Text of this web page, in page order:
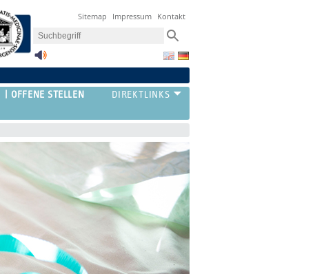
Sitemap Impressum Kontakt
OFFENE STELLEN